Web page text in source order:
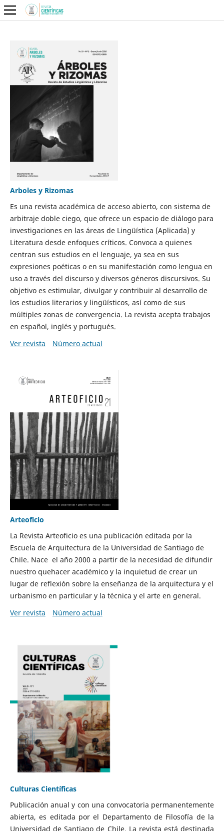
Arboles y Rizomas
Es una revista académica de acceso abierto, con sistema de
arbitraje doble ciego, que ofrece un espacio de diálogo para
investigaciones en las áreas de Lingüística (Aplicada) y
Literatura desde enfoques críticos. Convoca a quienes
centran sus estudios en el lenguaje, ya sea en sus
expresiones poéticas o en su manifestación como lengua en
uso a través del discurso y diversos géneros discursivos. Su
objetivo es estimular, divulgar y contribuir al desarrollo de
los estudios literarios y lingüísticos, así como de sus
múltiples zonas de convergencia. La revista acepta trabajos
en español, inglés y portugués.
Ver revista
Número actual
Arteoficio
La Revista Arteoficio es una publicación editada por la
Escuela de Arquitectura de la Universidad de Santiago de
Chile. Nace el año 2000 a partir de la necesidad de difundir
nuestro quehacer académico y la inquietud de crear un
lugar de reflexión sobre la enseñanza de la arquitectura y el
urbanismo en particular y la técnica y el arte en general.
Ver revista
Número actual
Culturas Científicas
Publicación anual y con una convocatoria permanentemente
abierta, es editada por el Departamento de Filosofía de la
Universidad de Santiago de Chile. La revista está destinada